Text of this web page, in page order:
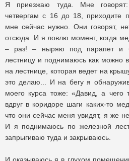
Я приезжаю туда. Мне
четвергам с 16 до 18, приходите
мне сейчас нужно. Они говорят,
отсюда. И я ловлю момент, когда
– раз! – ныряю под парапет и
лестницу и поднимаюсь как можно
на лестнице, которая ведет на
это делаю... И на бегу я
моего курса тоже: «Давид, а чего
вдруг в коридоре шаги каких-то
что они сейчас меня увидят, я же
И я поднимаюсь по железной
запрыгиваю туда и закрываюсь.